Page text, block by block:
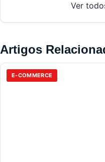
Ver
Artigos
E-COMMERCE